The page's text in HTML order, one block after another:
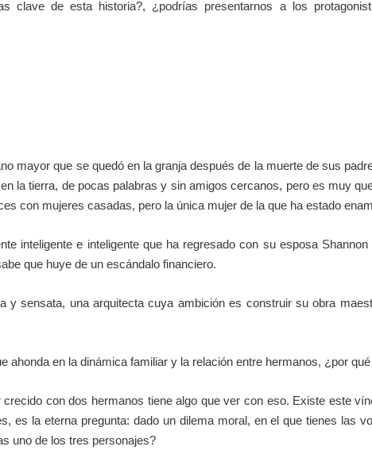
clave de esta historia?, ¿podrías presentarnos a los
mayor que se quedó en la granja después de la muerte de sus
la tierra, de pocas palabras y sin amigos cercanos, pero es muy
con mujeres casadas, pero la única mujer de la que ha estado
inteligente e inteligente que ha regresado con su esposa
que huye de un escándalo financiero.
y sensata, una arquitecta cuya ambición es construir su obra
ahonda en la dinámica familiar y la relación entre hermanos, ¿por
con dos hermanos tiene algo que ver con eso. Existe este
es la eterna pregunta: dado un dilema moral, en el que tienes las
uno de los tres personajes?